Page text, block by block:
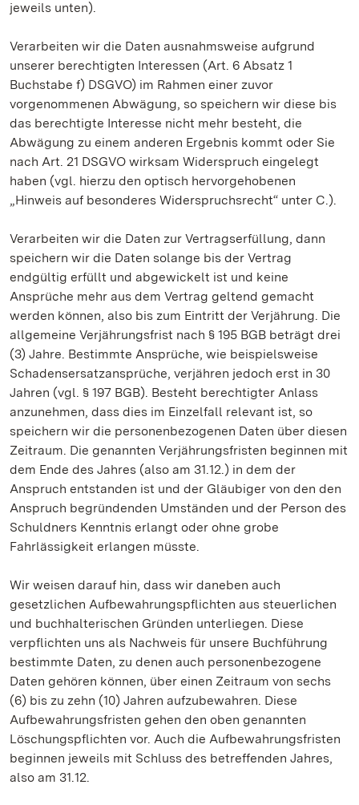
jeweils unten).
Verarbeiten wir die Daten ausnahmsweise aufgrund
unserer berechtigten Interessen (Art. 6 Absatz 1
Buchstabe f) DSGVO) im Rahmen einer zuvor
vorgenommenen Abwägung, so speichern wir diese bis
das berechtigte Interesse nicht mehr besteht, die
Abwägung zu einem anderen Ergebnis kommt oder Sie
nach Art. 21 DSGVO wirksam Widerspruch eingelegt
haben (vgl. hierzu den optisch hervorgehobenen
„Hinweis auf besonderes Widerspruchsrecht“ unter C.).
Verarbeiten wir die Daten zur Vertragserfüllung, dann
speichern wir die Daten solange bis der Vertrag
endgültig erfüllt und abgewickelt ist und keine
Ansprüche mehr aus dem Vertrag geltend gemacht
werden können, also bis zum Eintritt der Verjährung. Die
allgemeine Verjährungsfrist nach § 195 BGB beträgt drei
(3) Jahre. Bestimmte Ansprüche, wie beispielsweise
Schadensersatzansprüche, verjähren jedoch erst in 30
Jahren (vgl. § 197 BGB). Besteht berechtigter Anlass
anzunehmen, dass dies im Einzelfall relevant ist, so
speichern wir die personenbezogenen Daten über diesen
Zeitraum. Die genannten Verjährungsfristen beginnen mit
dem Ende des Jahres (also am 31.12.) in dem der
Anspruch entstanden ist und der Gläubiger von den den
Anspruch begründenden Umständen und der Person des
Schuldners Kenntnis erlangt oder ohne grobe
Fahrlässigkeit erlangen müsste.
Wir weisen darauf hin, dass wir daneben auch
gesetzlichen Aufbewahrungspflichten aus steuerlichen
und buchhalterischen Gründen unterliegen. Diese
verpflichten uns als Nachweis für unsere Buchführung
bestimmte Daten, zu denen auch personenbezogene
Daten gehören können, über einen Zeitraum von sechs
(6) bis zu zehn (10) Jahren aufzubewahren. Diese
Aufbewahrungsfristen gehen den oben genannten
Löschungspflichten vor. Auch die Aufbewahrungsfristen
beginnen jeweils mit Schluss des betreffenden Jahres,
also am 31.12.